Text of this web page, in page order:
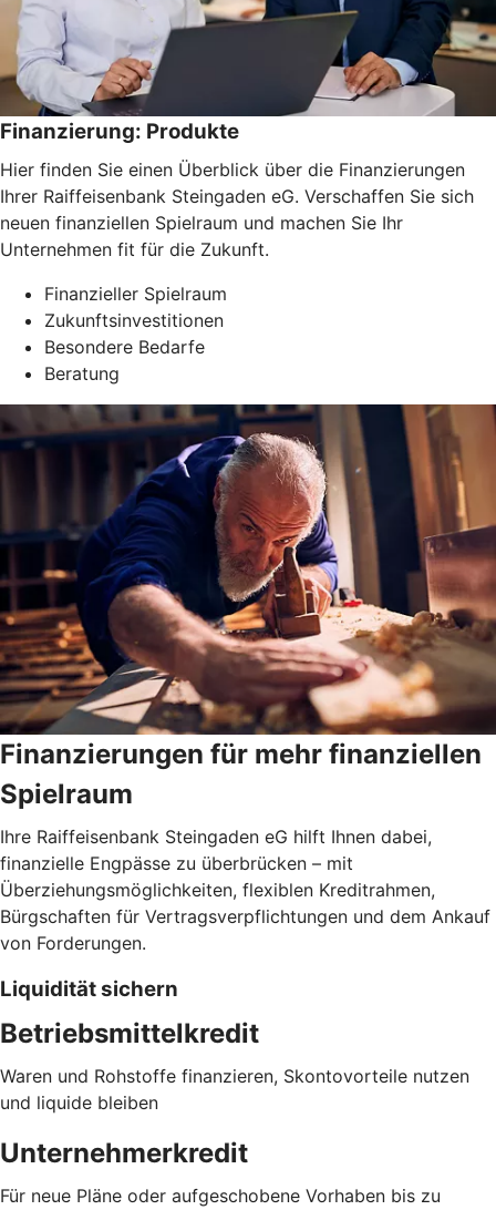
Finanzierung: Produkte
Hier finden Sie einen Überblick über die Finanzierungen
Ihrer Raiffeisenbank Steingaden eG. Verschaffen Sie sich
neuen finanziellen Spielraum und machen Sie Ihr
Unternehmen fit für die Zukunft.
Finanzieller Spielraum
Zukunftsinvestitionen
Besondere Bedarfe
Beratung
Finanzierungen für mehr finanziellen
Spielraum
Ihre Raiffeisenbank Steingaden eG hilft Ihnen dabei,
finanzielle Engpässe zu überbrücken – mit
Überziehungsmöglichkeiten, flexiblen Kreditrahmen,
Bürgschaften für Vertragsverpflichtungen und dem Ankauf
von Forderungen.
Liquidität sichern
Betriebsmittelkredit
Waren und Rohstoffe finanzieren, Skontovorteile nutzen
und liquide bleiben
Unternehmerkredit
Für neue Pläne oder aufgeschobene Vorhaben bis zu